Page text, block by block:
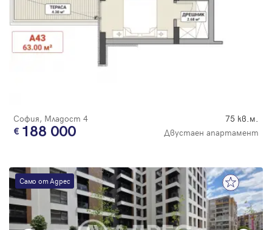
София, Младост 4 75 кв.м.
188 000 Двустаен апартамент
Само от Адрес